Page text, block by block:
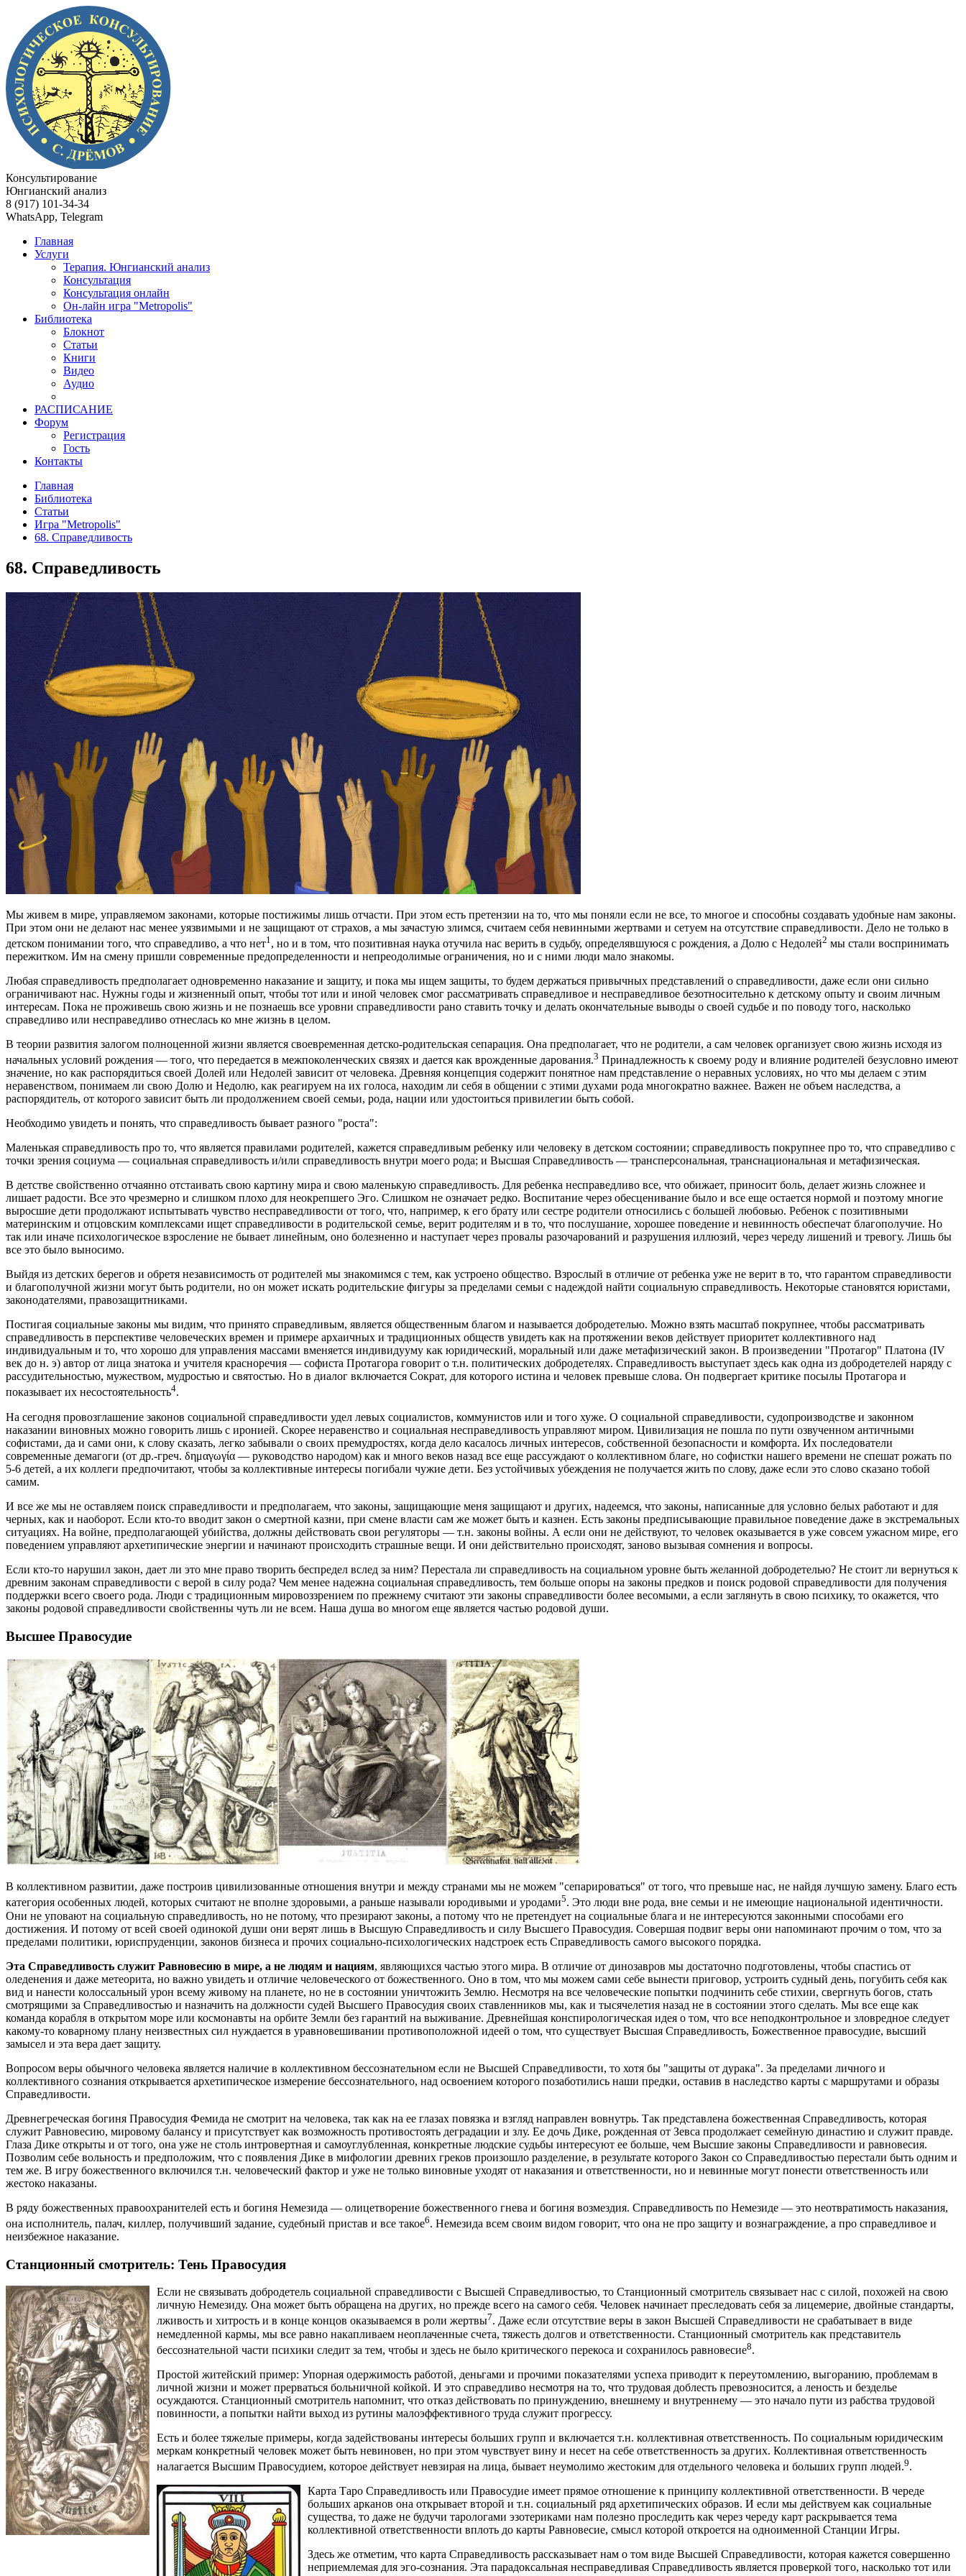
Консультирование
Юнгианский анализ
8 (917) 101-34-34
WhatsApp, Telegram
Главная
Услуги
Терапия. Юнгианский анализ
Консультация
Консультация онлайн
Он-лайн игра "Metropolis"
Библиотека
Блокнот
Статьи
Книги
Видео
Аудио
РАСПИСАНИЕ
Форум
Регистрация
Гость
Контакты
Главная
Библиотека
Статьи
Игра "Metropolis"
68. Справедливость
68. Справедливость
Мы живем в мире, управляемом законами, которые постижимы лишь отчасти. При этом есть претензии на то, что мы поняли если не все, то многое и способны создавать удобные нам законы.
При этом они не делают нас менее уязвимыми и не защищают от страхов, а мы зачастую злимся, считаем себя невинными жертвами и сетуем на отсутствие справедливости. Дело не только в
детском понимании того, что справедливо, а что нет1 , но и в том, что позитивная наука отучила нас верить в судьбу, определявшуюся с рождения, а Долю с Недолей2 мы стали воспринимать
пережитком. Им на смену пришли современные предопределенности и непреодолимые ограничения, но и с ними люди мало знакомы.
Любая справедливость предполагает одновременно наказание и защиту, и пока мы ищем защиты, то будем держаться привычных представлений о справедливости, даже если они сильно
ограничивают нас. Нужны годы и жизненный опыт, чтобы тот или и иной человек смог рассматривать справедливое и несправедливое безотносительно к детскому опыту и своим личным
интересам. Пока не проживешь свою жизнь и не познаешь все уровни справедливости рано ставить точку и делать окончательные выводы о своей судьбе и по поводу того, насколько
справедливо или несправедливо отнеслась ко мне жизнь в целом.
В теории развития залогом полноценной жизни является своевременная детско-родительская сепарация. Она предполагает, что не родители, а сам человек организует свою жизнь исходя из
начальных условий рождения — того, что передается в межпоколенческих связях и дается как врожденные дарования.3 Принадлежность к своему роду и влияние родителей безусловно имеют
значение, но как распорядиться своей Долей или Недолей зависит от человека. Древняя концепция содержит понятное нам представление о неравных условиях, но что мы делаем с этим
неравенством, понимаем ли свою Долю и Недолю, как реагируем на их голоса, находим ли себя в общении с этими духами рода многократно важнее. Важен не объем наследства, а
распорядитель, от которого зависит быть ли продолжением своей семьи, рода, нации или удостоиться привилегии быть собой.
Необходимо увидеть и понять, что справедливость бывает разного "роста":
Маленькая справедливость про то, что является правилами родителей, кажется справедливым ребенку или человеку в детском состоянии; справедливость покрупнее про то, что справедливо с
точки зрения социума — социальная справедливость и/или справедливость внутри моего рода; и Высшая Справедливость — трансперсональная, транснациональная и метафизическая.
В детстве свойственно отчаянно отстаивать свою картину мира и свою маленькую справедливость. Для ребенка несправедливо все, что обижает, приносит боль, делает жизнь сложнее и
лишает радости. Все это чрезмерно и слишком плохо для неокрепшего Эго. Слишком не означает редко. Воспитание через обесценивание было и все еще остается нормой и поэтому многие
выросшие дети продолжают испытывать чувство несправедливости от того, что, например, к его брату или сестре родители относились с большей любовью. Ребенок с позитивными
материнским и отцовским комплексами ищет справедливости в родительской семье, верит родителям и в то, что послушание, хорошее поведение и невинность обеспечат благополучие. Но
так или иначе психологическое взросление не бывает линейным, оно болезненно и наступает через провалы разочарований и разрушения иллюзий, через череду лишений и тревогу. Лишь бы
все это было выносимо.
Выйдя из детских берегов и обретя независимость от родителей мы знакомимся с тем, как устроено общество. Взрослый в отличие от ребенка уже не верит в то, что гарантом справедливости
и благополучной жизни могут быть родители, но он может искать родительские фигуры за пределами семьи с надеждой найти социальную справедливость. Некоторые становятся юристами,
законодателями, правозащитниками.
Постигая социальные законы мы видим, что принято справедливым, является общественным благом и называется добродетелью. Можно взять масштаб покрупнее, чтобы рассматривать
справедливость в перспективе человеческих времен и примере архаичных и традиционных обществ увидеть как на протяжении веков действует приоритет коллективного над
индивидуальным и то, что хорошо для управления массами вменяется индивидууму как юридический, моральный или даже метафизический закон. В произведении "Протагор" Платона (IV
век до н. э) автор от лица знатока и учителя красноречия — софиста Протагора говорит о т.н. политических добродетелях. Справедливость выступает здесь как одна из добродетелей наряду с
рассудительностью, мужеством, мудростью и святостью. Но в диалог включается Сократ, для которого истина и человек превыше слова. Он подвергает критике посылы Протагора и
показывает их несостоятельность4.
На сегодня провозглашение законов социальной справедливости удел левых социалистов, коммунистов или и того хуже. О социальной справедливости, судопроизводстве и законном
наказании виновных можно говорить лишь с иронией. Скорее неравенство и социальная несправедливость управляют миром. Цивилизация не пошла по пути озвученном античными
софистами, да и сами они, к слову сказать, легко забывали о своих премудростях, когда дело касалось личных интересов, собственной безопасности и комфорта. Их последователи
современные демагоги (от др.-греч. δημαγωγία — руководство народом) как и много веков назад все еще рассуждают о коллективном благе, но софистки нашего времени не спешат рожать по
5-6 детей, а их коллеги предпочитают, чтобы за коллективные интересы погибали чужие дети. Без устойчивых убеждения не получается жить по слову, даже если это слово сказано тобой
самим.
И все же мы не оставляем поиск справедливости и предполагаем, что законы, защищающие меня защищают и других, надеемся, что законы, написанные для условно белых работают и для
черных, как и наоборот. Если кто-то вводит закон о смертной казни, при смене власти сам же может быть и казнен. Есть законы предписывающие правильное поведение даже в экстремальных
ситуациях. На войне, предполагающей убийства, должны действовать свои регуляторы — т.н. законы войны. А если они не действуют, то человек оказывается в уже совсем ужасном мире, его
поведением управляют архетипические энергии и начинают происходить страшные вещи. И они действительно происходят, заново вызывая сомнения и вопросы.
Если кто-то нарушил закон, дает ли это мне право творить беспредел вслед за ним? Перестала ли справедливость на социальном уровне быть желанной добродетелью? Не стоит ли вернуться к
древним законам справедливости с верой в силу рода? Чем менее надежна социальная справедливость, тем больше опоры на законы предков и поиск родовой справедливости для получения
поддержки всего своего рода. Люди с традиционным мировоззрением по прежнему считают эти законы справедливости более весомыми, а если заглянуть в свою психику, то окажется, что
законы родовой справедливости свойственны чуть ли не всем. Наша душа во многом еще является частью родовой души.
Высшее Правосудие
В коллективном развитии, даже построив цивилизованные отношения внутри и между странами мы не можем "сепарироваться" от того, что превыше нас, не найдя лучшую замену. Благо есть
категория особенных людей, которых считают не вполне здоровыми, а раньше называли юродивыми и уродами5. Это люди вне рода, вне семьи и не имеющие национальной идентичности.
Они не уповают на социальную справедливость, но не потому, что презирают законы, а потому что не претендует на социальные блага и не интересуются законными способами его
достижения. И потому от всей своей одинокой души они верят лишь в Высшую Справедливость и силу Высшего Правосудия. Совершая подвиг веры они напоминают прочим о том, что за
пределами политики, юриспруденции, законов бизнеса и прочих социально-психологических надстроек есть Справедливость самого высокого порядка.
Эта Справедливость служит Равновесию в мире, а не людям и нациям, являющихся частью этого мира. В отличие от динозавров мы достаточно подготовлены, чтобы спастись от
оледенения и даже метеорита, но важно увидеть и отличие человеческого от божественного. Оно в том, что мы можем сами себе вынести приговор, устроить судный день, погубить себя как
вид и нанести колоссальный урон всему живому на планете, но не в состоянии уничтожить Землю. Несмотря на все человеческие попытки подчинить себе стихии, свергнуть богов, стать
смотрящими за Справедливостью и назначить на должности судей Высшего Правосудия своих ставленников мы, как и тысячелетия назад не в состоянии этого сделать. Мы все еще как
команда корабля в открытом море или космонавты на орбите Земли без гарантий на выживание. Древнейшая конспирологическая идея о том, что все неподконтрольное и зловредное следует
какому-то коварному плану неизвестных сил нуждается в уравновешивании противоположной идеей о том, что существует Высшая Справедливость, Божественное правосудие, высший
замысел и эта вера дает защиту.
Вопросом веры обычного человека является наличие в коллективном бессознательном если не Высшей Справедливости, то хотя бы "защиты от дурака". За пределами личного и
коллективного сознания открывается архетипическое измерение бессознательного, над освоением которого позаботились наши предки, оставив в наследство карты с маршрутами и образы
Справедливости.
Древнегреческая богиня Правосудия Фемида не смотрит на человека, так как на ее глазах повязка и взгляд направлен вовнутрь. Так представлена божественная Справедливость, которая
служит Равновесию, мировому балансу и присутствует как возможность противостоять деградации и злу. Ее дочь Дике, рожденная от Зевса продолжает семейную династию и служит правде.
Глаза Дике открыты и от того, она уже не столь интровертная и самоуглубленная, конкретные людские судьбы интересуют ее больше, чем Высшие законы Справедливости и равновесия.
Позволим себе вольность и предположим, что с появления Дике в мифологии древних греков произошло разделение, в результате которого Закон со Справедливостью перестали быть одним и
тем же. В игру божественного включился т.н. человеческий фактор и уже не только виновные уходят от наказания и ответственности, но и невинные могут понести ответственность или
жестоко наказаны.
В ряду божественных правоохранителей есть и богиня Немезида — олицетворение божественного гнева и богиня возмездия. Справедливость по Немезиде — это неотвратимость наказания,
она исполнитель, палач, киллер, получивший задание, судебный пристав и все такое6. Немезида всем своим видом говорит, что она не про защиту и вознаграждение, а про справедливое и
неизбежное наказание.
Станционный смотритель: Тень Правосудия
Если не связывать добродетель социальной справедливости с Высшей Справедливостью, то Станционный смотритель связывает нас с силой, похожей на свою
личную Немезиду. Она может быть обращена на других, но прежде всего на самого себя. Человек начинает преследовать себя за лицемерие, двойные стандарты,
лживость и хитрость и в конце концов оказываемся в роли жертвы7. Даже если отсутствие веры в закон Высшей Справедливости не срабатывает в виде
немедленной кармы, мы все равно накапливаем неоплаченные счета, тяжесть долгов и ответственности. Станционный смотритель как представитель
бессознательной части психики следит за тем, чтобы и здесь не было критического перекоса и сохранилось равновесие8.
Простой житейский пример: Упорная одержимость работой, деньгами и прочими показателями успеха приводит к переутомлению, выгоранию, проблемам в
личной жизни и может прерваться больничной койкой. И это справедливо несмотря на то, что трудовая доблесть превозносится, а леность и безделье
осуждаются. Станционный смотритель напомнит, что отказ действовать по принуждению, внешнему и внутреннему — это начало пути из рабства трудовой
повинности, а попытки найти выход из рутины малоэффективного труда служит прогрессу.
Есть и более тяжелые примеры, когда задействованы интересы больших групп и включается т.н. коллективная ответственность. По социальным юридическим
меркам конкретный человек может быть невиновен, но при этом чувствует вину и несет на себе ответственность за других. Коллективная ответственность
налагается Высшим Правосудием, которое действует невзирая на лица, бывает неумолимо жестоким для отдельного человека и больших групп людей.9.
Карта Таро Справедливость или Правосудие имеет прямое отношение к принципу коллективной ответственности. В череде
больших арканов она открывает второй и т.н. социальный ряд архетипических образов. И если мы действуем как социальные
существа, то даже не будучи тарологами эзотериками нам полезно проследить как через череду карт раскрывается тема
коллективной ответственности вплоть до карты Равновесие, смысл которой откроется на одноименной Станции Игры.
Здесь же отметим, что карта Справедливость рассказывает нам о том виде Высшей Справедливости, которая кажется совершенно
неприемлемая для эго-сознания. Эта парадоксальная несправедливая Справедливость является проверкой того, насколько тот или